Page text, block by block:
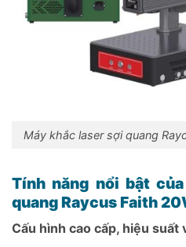
Máy khắc laser sợi quang
Tính năng nổi bật
quang Raycus Faith
Cấu hình cao cấp, hiệu suất